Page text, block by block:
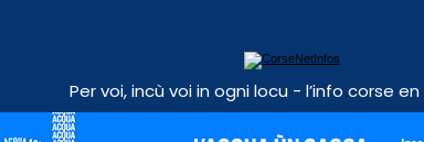
Per voi, incù voi in ogni locu - l’info corse